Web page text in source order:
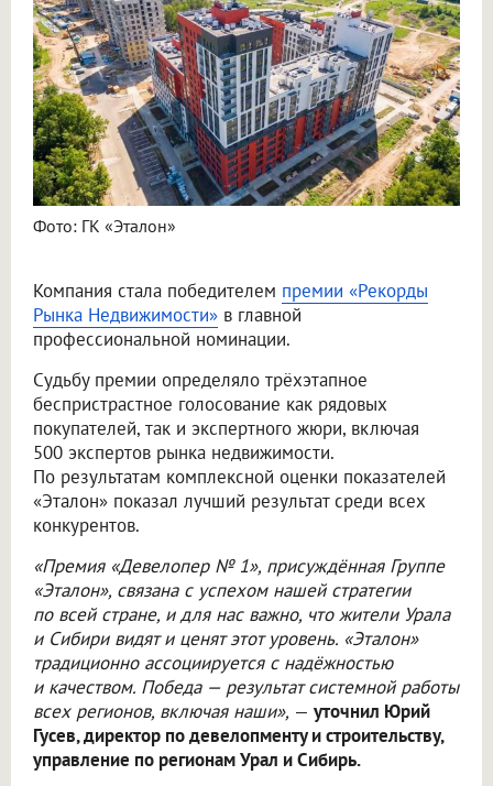
Фото: ГК «Эталон»
Компания стала победителем премии «Рекорды
Рынка Недвижимости» в главной
профессиональной номинации.
Судьбу премии определяло трёхэтапное
беспристрастное голосование как рядовых
покупателей, так и экспертного жюри, включая
500 экспертов рынка недвижимости.
По результатам комплексной оценки показателей
«Эталон» показал лучший результат среди всех
конкурентов.
«Премия «Девелопер № 1», присуждённая Группе
«Эталон», связана с успехом нашей стратегии
по всей стране, и для нас важно, что жители Урала
и Сибири видят и ценят этот уровень. «Эталон»
традиционно ассоциируется с надёжностью
и качеством. Победа — результат системной работы
всех регионов, включая наши», — уточнил Юрий
Гусев, директор по девелопменту и строительству,
управление по регионам Урал и Сибирь.